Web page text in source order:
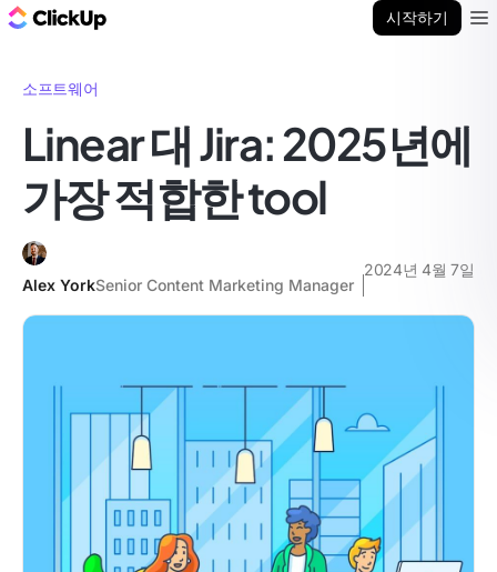
시작하기
소프트웨어
Linear 대 Jira: 2025년에
가장 적합한 tool
Alex YorkSenior Content Marketing Manager
2024년 4월 7일